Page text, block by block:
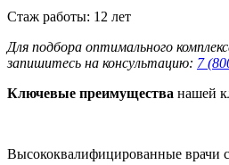
Стаж работы: 12 лет
Для подбора оптимального
запишитесь на консультацию: 7
Ключевые преимущества нашей
Высококвалифицированные врачи